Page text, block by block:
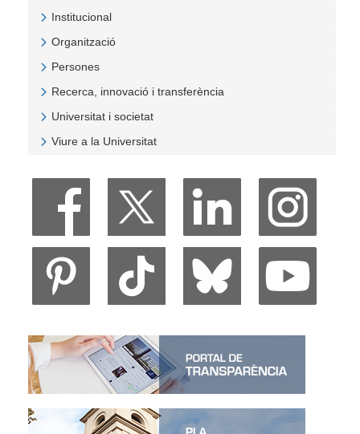
Institucional
Organització
Persones
Recerca, innovació i transferència
Universitat i societat
Viure a la Universitat